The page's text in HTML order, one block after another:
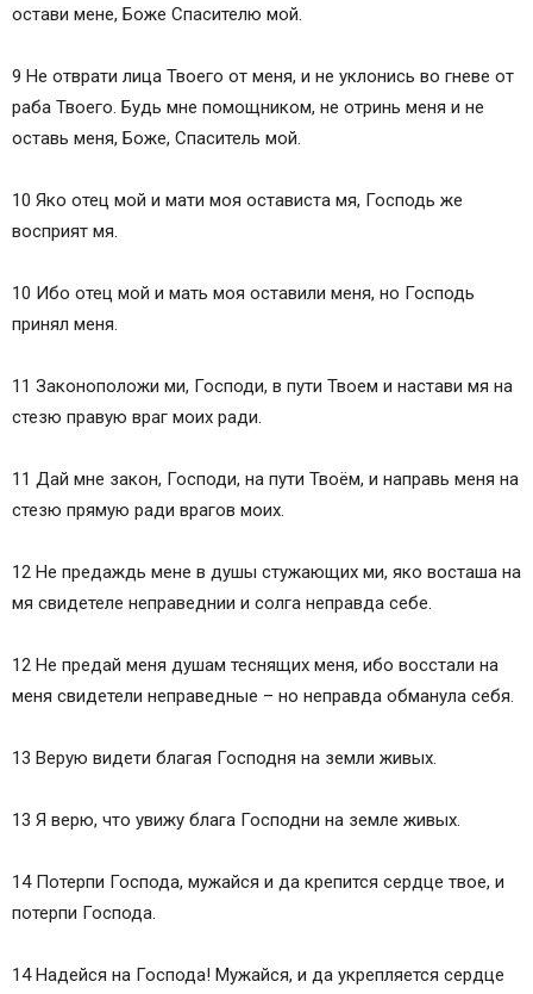
остави мене, Боже Спасителю мой.
9 Не отврати лица Твоего от меня, и не уклонись во гневе от
раба Твоего. Будь мне помощником, не отринь меня и не
оставь меня, Боже, Спаситель мой.
10 Яко отец мой и мати моя остависта мя, Господь же
восприят мя.
10 Ибо отец мой и мать моя оставили меня, но Господь
принял меня.
11 Законоположи ми, Господи, в пути Твоем и настави мя на
стезю правую враг моих ради.
11 Дай мне закон, Господи, на пути Твоём, и направь меня на
стезю прямую ради врагов моих.
12 Не предаждь мене в душы стужающих ми, яко восташа на
мя свидетеле неправеднии и солга неправда себе.
12 Не предай меня душам теснящих меня, ибо восстали на
меня свидетели неправедные – но неправда обманула себя.
13 Верую видети благая Господня на земли живых.
13 Я верю, что увижу блага Господни на земле живых.
14 Потерпи Господа, мужайся и да крепится сердце твое, и
потерпи Господа.
14 Надейся на Господа! Мужайся, и да укрепляется сердце